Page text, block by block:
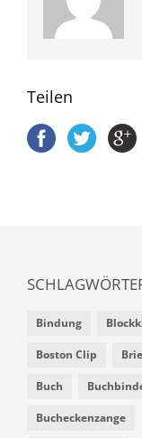
Teilen
Bindung
Boston Clip
Buch
Bucheckenzange